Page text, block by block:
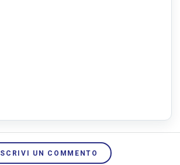
SCRIVI UN COMMENTO